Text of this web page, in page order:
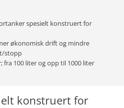
spesielt konstruert for
økonomisk drift og mindre
stopp
fra 100 liter og opp til 1000 liter
konstruert for